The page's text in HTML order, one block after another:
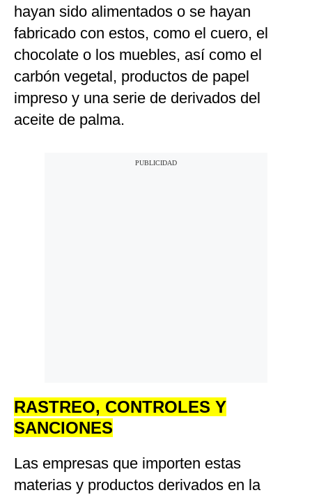
hayan sido alimentados o se hayan
fabricado con estos, como el cuero, el
chocolate o los muebles, así como el
carbón vegetal, productos de papel
impreso y una serie de derivados del
aceite de palma.
RASTREO, CONTROLES Y
SANCIONES
Las empresas que importen estas
materias y productos derivados en la